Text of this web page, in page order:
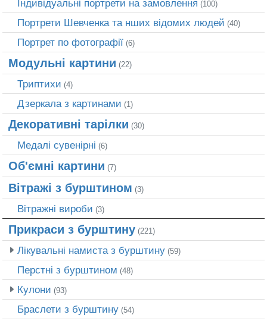
Індивідуальні портрети на замовлення (100)
Портрети Шевченка та нших відомих людей (40)
Портрет по фотографії (6)
Модульні картини (22)
Триптихи (4)
Дзеркала з картинами (1)
Декоративні тарілки (30)
Медалі сувенірні (6)
Об'ємні картини (7)
Вітражі з бурштином (3)
Вітражні вироби (3)
Прикраси з бурштину (221)
Лікувальні намиста з бурштину (59)
Перстні з бурштином (48)
Кулони (93)
Браслети з бурштину (54)